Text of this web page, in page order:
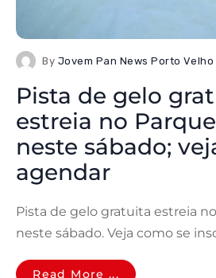
By Jovem Pan News Porto Velho
Pista de gelo
estreia no
neste sábado;
agendar
Pista de gelo gratuita estreia
neste sábado. Veja como se
Read More ...